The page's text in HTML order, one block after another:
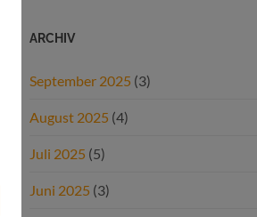
ARCHIV
September 2025 (3)
August 2025 (4)
Juli 2025 (5)
Juni 2025 (3)